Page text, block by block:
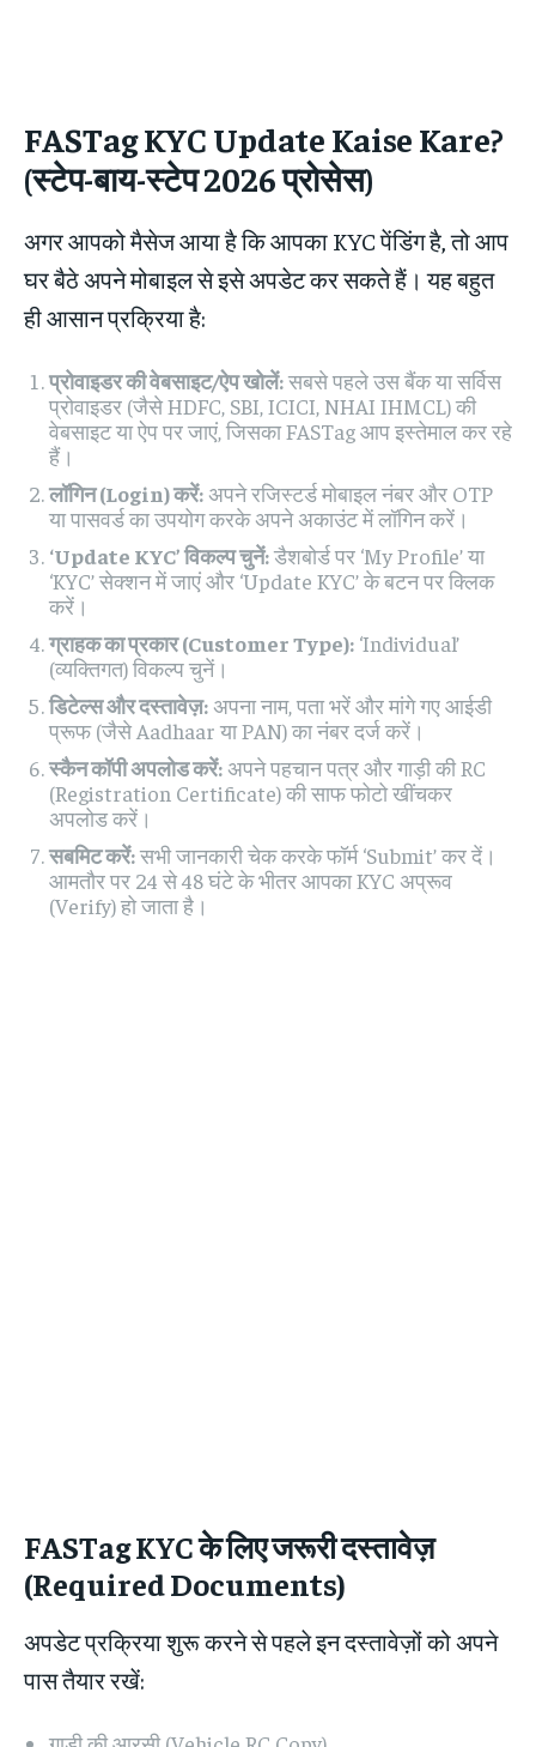
FASTag KYC Update Kaise Kare?
(स्टेप-बाय-स्टेप 2026 प्रोसेस)
अगर आपको मैसेज आया है कि आपका KYC पेंडिंग है, तो आप
घर बैठे अपने मोबाइल से इसे अपडेट कर सकते हैं। यह बहुत
ही आसान प्रक्रिया है:
प्रोवाइडर की वेबसाइट/ऐप खोलें:सबसे पहले उस बैंक या सर्विस
प्रोवाइडर (जैसे HDFC, SBI, ICICI, NHAI IHMCL) की
वेबसाइट या ऐप पर जाएं, जिसका FASTag आप इस्तेमाल कर रहे
हैं।
लॉगिन (Login) करें: अपने रजिस्टर्ड मोबाइल नंबर और OTP
या पासवर्ड का उपयोग करके अपने अकाउंट में लॉगिन करें।
‘Update KYC’ विकल्प चुनें:डैशबोर्ड पर ‘My Profile’ या
‘KYC’ सेक्शन में जाएं और ‘Update KYC’ के बटन पर क्लिक
करें।
ग्राहक का प्रकार (Customer Type): ‘Individual’
(व्यक्तिगत) विकल्प चुनें।
डिटेल्स और दस्तावेज़: अपना नाम, पता भरें और मांगे गए आईडी
प्रूफ (जैसे Aadhaar या PAN) का नंबर दर्ज करें।
स्कैन कॉपी अपलोड करें: अपने पहचान पत्र और गाड़ी की RC
(Registration Certificate) की साफ फोटो खींचकर
अपलोड करें।
सबमिट करें:सभी जानकारी चेक करके फॉर्म ‘Submit’ कर दें।
आमतौर पर 24 से 48 घंटे के भीतर आपका KYC अप्रूव
(Verify) हो जाता है।
FASTag KYC के लिए जरूरी दस्तावेज़
(Required Documents)
अपडेट प्रक्रिया शुरू करने से पहले इन दस्तावेज़ों को अपने
पास तैयार रखें: